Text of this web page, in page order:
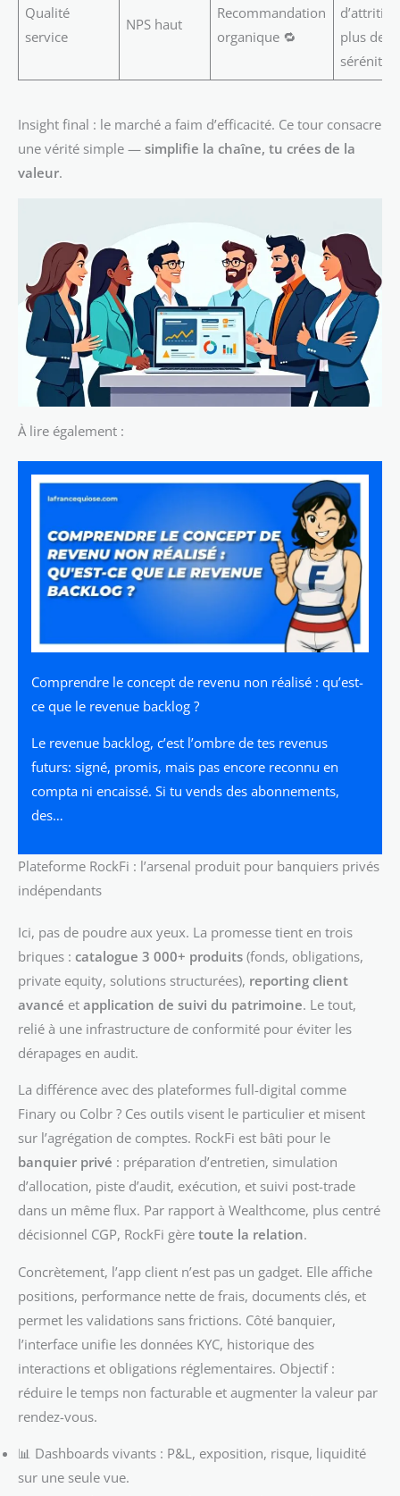
Qualité
service
NPS haut
Recommandation
organique 🔁
plus de
sérénité
Insight final : le marché a faim d’efficacité. Ce tour consacre
une vérité simple — simplifie la chaîne, tu crées de la
valeur.
À lire également :
Comprendre le concept de revenu non réalisé : qu’est-
ce que le revenue backlog ?
Le revenue backlog, c’est l’ombre de tes revenus
futurs: signé, promis, mais pas encore reconnu en
compta ni encaissé. Si tu vends des abonnements,
des…
Plateforme RockFi : l’arsenal produit pour banquiers privés
indépendants
Ici, pas de poudre aux yeux. La promesse tient en trois
briques : catalogue 3 000+ produits (fonds, obligations,
private equity, solutions structurées), reporting client
avancé et application de suivi du patrimoine. Le tout,
relié à une infrastructure de conformité pour éviter les
dérapages en audit.
La différence avec des plateformes full-digital comme
Finary ou Colbr ? Ces outils visent le particulier et misent
sur l’agrégation de comptes. RockFi est bâti pour le
banquier privé : préparation d’entretien, simulation
d’allocation, piste d’audit, exécution, et suivi post-trade
dans un même flux. Par rapport à Wealthcome, plus centré
décisionnel CGP, RockFi gère toute la relation.
Concrètement, l’app client n’est pas un gadget. Elle affiche
positions, performance nette de frais, documents clés, et
permet les validations sans frictions. Côté banquier,
l’interface unifie les données KYC, historique des
interactions et obligations réglementaires. Objectif :
réduire le temps non facturable et augmenter la valeur par
rendez-vous.
📊 Dashboards vivants : P&L, exposition, risque, liquidité
sur une seule vue.